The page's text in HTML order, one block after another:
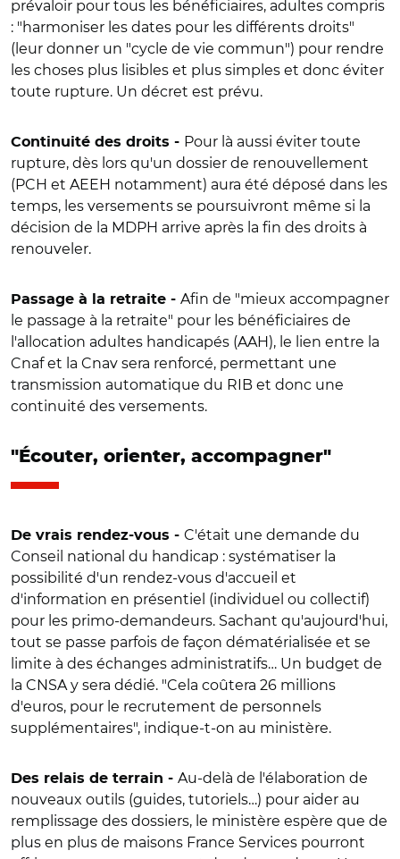
prévaloir pour tous les bénéficiaires, adultes compris
: "harmoniser les dates pour les différents droits"
(leur donner un "cycle de vie commun") pour rendre
les choses plus lisibles et plus simples et donc éviter
toute rupture. Un décret est prévu.
Continuité des droits - Pour là aussi éviter toute
rupture, dès lors qu'un dossier de renouvellement
(PCH et AEEH notamment) aura été déposé dans les
temps, les versements se poursuivront même si la
décision de la MDPH arrive après la fin des droits à
renouveler.
Passage à la retraite - Afin de "mieux accompagner
le passage à la retraite" pour les bénéficiaires de
l'allocation adultes handicapés (AAH), le lien entre la
Cnaf et la Cnav sera renforcé, permettant une
transmission automatique du RIB et donc une
continuité des versements.
"Écouter, orienter, accompagner"
De vrais rendez-vous - C'était une demande du
Conseil national du handicap : systématiser la
possibilité d'un rendez-vous d'accueil et
d'information en présentiel (individuel ou collectif)
pour les primo-demandeurs. Sachant qu'aujourd'hui,
tout se passe parfois de façon dématérialisée et se
limite à des échanges administratifs… Un budget de
la CNSA y sera dédié. "Cela coûtera 26 millions
d'euros, pour le recrutement de personnels
supplémentaires", indique-t-on au ministère.
Des relais de terrain - Au-delà de l'élaboration de
nouveaux outils (guides, tutoriels…) pour aider au
remplissage des dossiers, le ministère espère que de
plus en plus de maisons France Services pourront